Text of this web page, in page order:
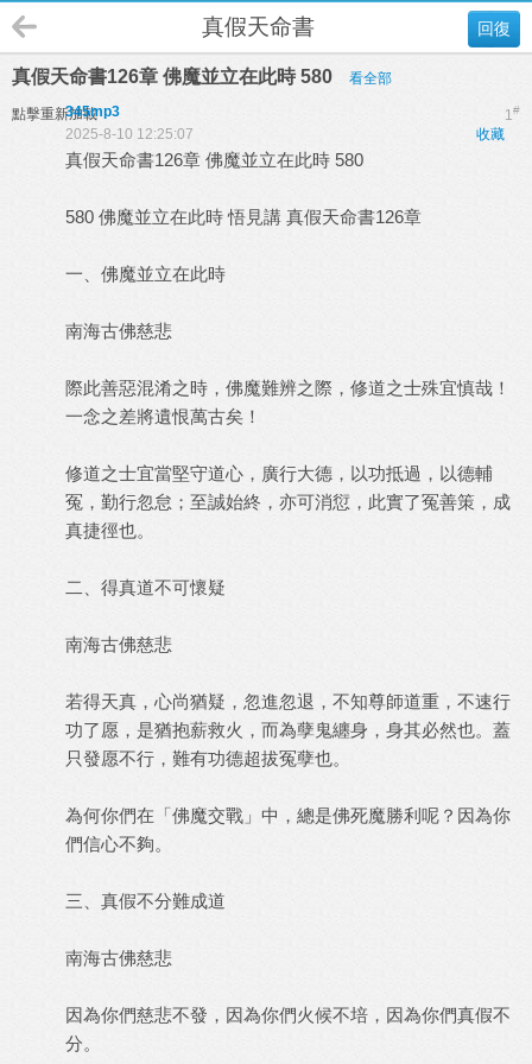
回復
真假天命書
真假天命書126章 佛魔並立在此時 580 看全部
點擊重新加載 1#
345mp3
收藏
2025-8-10 12:25:07
真假天命書126章 佛魔並立在此時 580
580 佛魔並立在此時 悟見講 真假天命書126章
一、佛魔並立在此時
南海古佛慈悲
際此善惡混淆之時，佛魔難辨之際，修道之士殊宜慎哉！
一念之差將遺恨萬古矣！
修道之士宜當堅守道心，廣行大德，以功抵過，以德輔
冤，勤行忽怠；至誠始終，亦可消愆，此實了冤善策，成
真捷徑也。
二、得真道不可懷疑
南海古佛慈悲
若得天真，心尚猶疑，忽進忽退，不知尊師道重，不速行
功了愿，是猶抱薪救火，而為孽鬼纏身，身其必然也。蓋
只發愿不行，難有功德超拔冤孽也。
為何你們在「佛魔交戰」中，總是佛死魔勝利呢？因為你
們信心不夠。
三、真假不分難成道
南海古佛慈悲
因為你們慈悲不發，因為你們火候不培，因為你們真假不
分。